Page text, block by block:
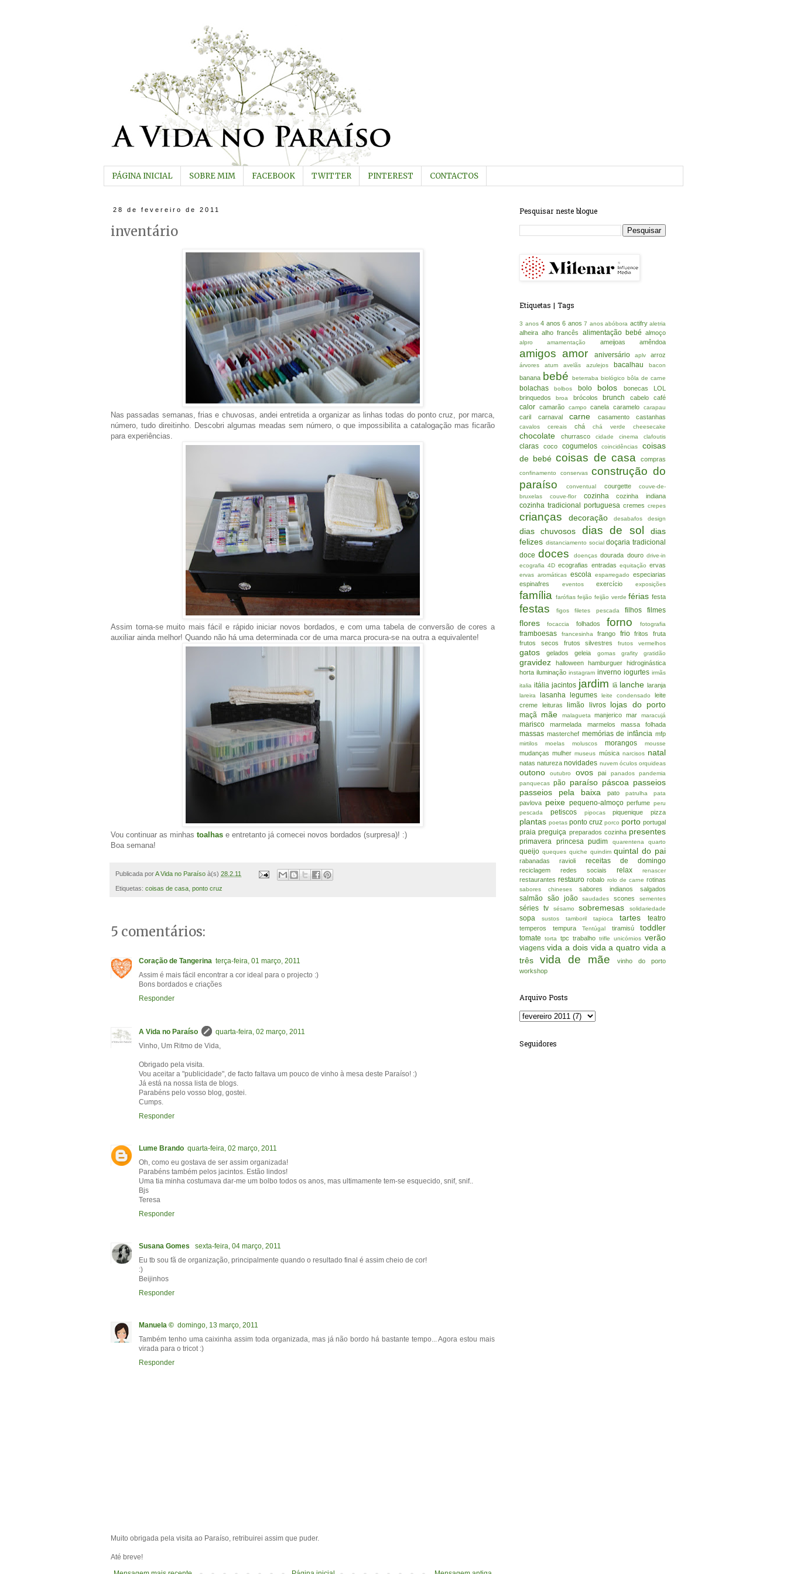
PÁGINA INICIAL SOBRE MIM FACEBOOK TWITTER PINTEREST CONTACTOS
28 de fevereiro de 2011
inventário
Nas passadas semanas, frias e chuvosas, andei entretida a organizar as linhas todas do ponto cruz, por marca,
número, tudo direitinho. Descobri algumas meadas sem número, o que impossibilita a catalogação mas ficarão
para experiências.
Assim torna-se muito mais fácil e rápido iniciar novos bordados, e com uma tabela de conversão de cores a
auxiliar ainda melhor! Quando não há uma determinada cor de uma marca procura-se na outra a equivalente!
Vou continuar as minhas toalhas e entretanto já comecei novos bordados (surpresa)! :)
Boa semana!
Publicada porA Vida no Paraíso à(s) 28.2.11
Etiquetas: coisas de casa ponto cruz
5 comentários:
Coração de Tangerina terça-feira, 01 março, 2011
Assim é mais fácil encontrar a cor ideal para o projecto :)
Bons bordados e criações
Responder
A Vida no Paraíso
quarta-feira, 02 março, 2011
Vinho, Um Ritmo de Vida,
Obrigado pela visita.
Vou aceitar a "publicidade", de facto faltava um pouco de vinho à mesa deste Paraíso! :)
Já está na nossa lista de blogs.
Parabéns pelo vosso blog, gostei.
Cumps.
Responder
Lume Brando quarta-feira, 02 março, 2011
Oh, como eu gostava de ser assim organizada!
Parabéns também pelos jacintos. Estão lindos!
Uma tia minha costumava dar-me um bolbo todos os anos, mas ultimamente tem-se esquecido, snif, snif..
Bjs
Teresa
Responder
Susana Gomes
sexta-feira, 04 março, 2011
Eu tb sou fã de organização, principalmente quando o resultado final é assim cheio de cor!
:)
Beijinhos
Responder
Manuela © domingo, 13 março, 2011
Também tenho uma caixinha assim toda organizada, mas já não bordo há bastante tempo... Agora estou mais
virada para o tricot :)
Responder
Muito obrigada pela visita ao Paraíso, retribuirei assim que puder.
Até breve!
Pesquisar neste blogue
Etiquetas | Tags
3 anos 4 anos 6 anos 7 anos abóbora actifry aletria
alheira alho francês alimentação bebé almoço
alpro amamentação ameijoas amêndoa
amigos amor aniversário aplv arroz
árvores atum avelãs azulejos bacalhau bacon
banana bebé beterraba biológico bôla de carne
bolachas bolbos bolo bolos
bonecas LOL
brinquedos
broa brócolos brunch cabelo café
calor camarão campo canela caramelo carapau
caril carnaval carne casamento castanhas
cavalos cereais chá chá verde cheesecake
chocolate churrasco cidade cinema clafoutis
claras coco cogumelos coincidências
coisas
de bebé coisas de casa compras
confinamento conservas
construção do
paraíso
conventual courgette
couve-de-
bruxelas
couve-flor cozinha cozinha indiana
cozinha tradicional portuguesa cremes crepes
crianças decoração desabafos design
dias chuvosos dias de sol
dias
felizes distanciamento social doçaria tradicional
doce doces doenças dourada douro drive-in
ecografia 4D ecografias entradas equitação ervas
ervas aromáticas escola esparregado
especiarias
espinafres
eventos exercício exposições
família farófias feijão feijão verde férias festa
festas figos filetes pescada filhos filmes
flores focaccia folhados forno fotografia
framboesas francesinha frango frio fritos
fruta
frutos secos
frutos silvestres frutos vermelhos
gatos gelados geleia gomas grafity gratidão
gravidez halloween hamburguer hidroginástica
horta iluminação instagram inverno iogurtes irmãs
italia itália jacintos jardim lã lanche laranja
lareira lasanha legumes leite condensado
leite
creme
leituras limão livros lojas do porto
maçã mãe malagueta manjerico mar maracujá
marisco marmelada marmelos massa folhada
massas masterchef memórias de infância mfp
mirtilos moelas moluscos morangos mousse
mudanças mulher museus música narcisos natal
natas natureza novidades nuvem óculos orquideas
outono outubro ovos pai panados
pandemia
panquecas pão paraíso páscoa passeios
passeios pela baixa
pato patrulha pata
pavlova peixe pequeno-almoço perfume peru
pescada
petiscos pipocas piquenique pizza
plantas poetas ponto cruz porco porto portugal
praia preguiça preparados cozinha presentes
primavera princesa pudim quarentena quarto
queijo queques quiche quindim quintal do pai
rabanadas ravioli receitas de domingo
reciclagem redes sociais relax renascer
restaurantes restauro robalo rolo de carne rotinas
sabores chineses sabores indianos salgados
salmão são joão saudades scones sementes
séries tv sésamo sobremesas solidariedade
sopa sustos tamboril tapioca tartes teatro
temperos tempura Tentúgal tiramisú toddler
tomate torta tpc trabalho trifle unicórnios verão
viagens vida a dois vida a quatro vida a
três
vida de mãe
vinho do porto
workshop
Arquivo Posts
Seguidores